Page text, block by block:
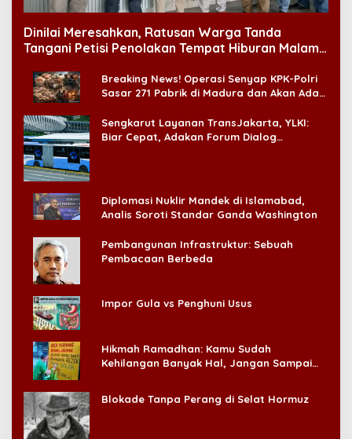
Dinilai Meresahkan, Ratusan Warga Tanda
Tangani Petisi Penolakan Tempat Hiburan Malam
Breaking News! Operasi Senyap KPK-Polri
Sasar 271 Pabrik di Madura dan Akan Ada
Sengkarut Layanan TransJakarta, YLKI:
Biar Cepat, Adakan Forum Dialog
Diplomasi Nuklir Mandek di Islamabad,
Analis Soroti Standar Ganda Washington
Pembangunan Infrastruktur: Sebuah
Pembacaan Berbeda
Impor Gula vs Penghuni Usus
Hikmah Ramadhan: Kamu Sudah
Kehilangan Banyak Hal, Jangan Sampai
Blokade Tanpa Perang di Selat Hormuz